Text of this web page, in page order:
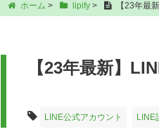
ホーム > lipify > 【23年最
【23年最新】
LINE公式アカウント LINE